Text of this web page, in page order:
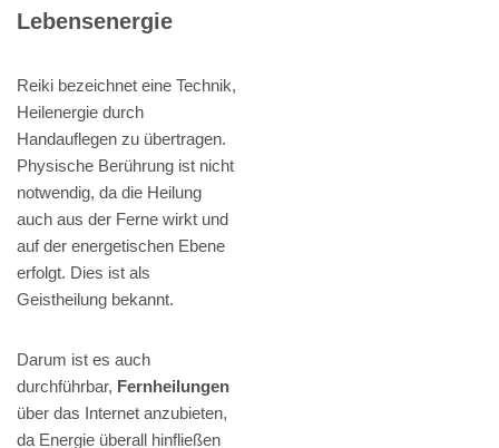
Lebensenergie
Reiki bezeichnet eine Technik,
Heilenergie durch
Handauflegen zu übertragen.
Physische Berührung ist nicht
notwendig, da die Heilung
auch aus der Ferne wirkt und
auf der energetischen Ebene
erfolgt. Dies ist als
Geistheilung bekannt.
Darum ist es auch
durchführbar, Fernheilungen
über das Internet anzubieten,
da Energie überall hinfließen